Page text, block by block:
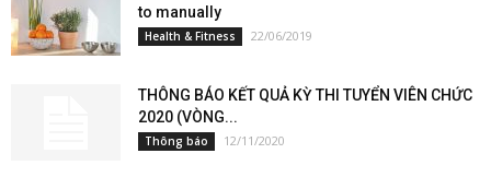
to manually
Health & Fitness 22/06/2019
THÔNG BÁO KẾT QUẢ KỲ THI TUYỂN VIÊN CHỨC
2020 (VÒNG...
Thông báo 12/11/2020